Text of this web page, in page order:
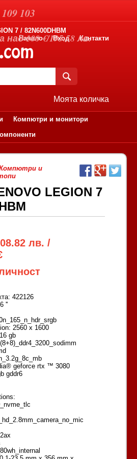
7 / 82N600DHBM
Начало
Вход Контакти
Моята количка
Компютри и монитори
и
LEGION 7
лв. /
422126
''
2560 x 1600
gb
geforce rtx ™ 3080
gddr6
103
100 €/195.58 лв.